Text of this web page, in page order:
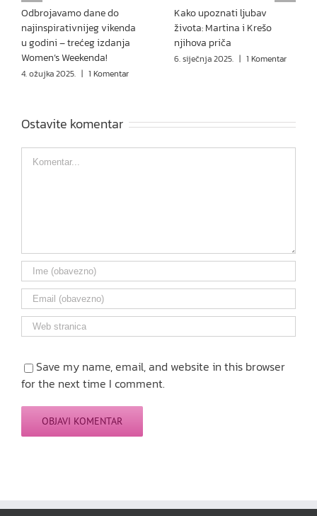
Odbrojavamo dane do
najinspirativnijeg vikenda
u godini – trećeg izdanja
Women’s Weekenda!
4. ožujka 2025. | 1 Komentar
Kako upoznati ljubav
života: Martina i Krešo
njihova priča
6. siječnja 2025. | 1 Komentar
Ostavite komentar
Comment
Save my name, email, and website in this browser
for the next time I comment.